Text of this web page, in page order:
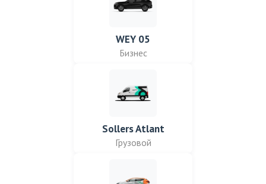
WEY 05
Бизнес
Sollers Atlant
Грузовой